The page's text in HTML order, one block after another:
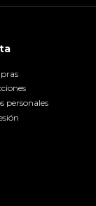
personales